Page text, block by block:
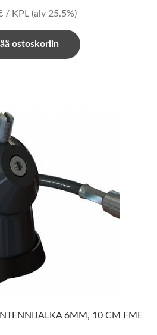
/ KPL (alv 25.5%)
ostoskoriin
6MM, 10 CM FME